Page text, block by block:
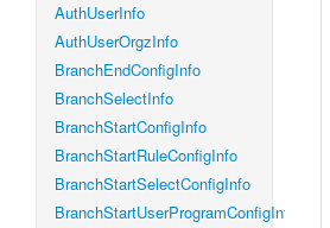
AuthUserInfo
AuthUserOrgzInfo
BranchEndConfigInfo
BranchSelectInfo
BranchStartConfigInfo
BranchStartRuleConfigInfo
BranchStartSelectConfigInfo
BranchStartUserProgramConfigInfo